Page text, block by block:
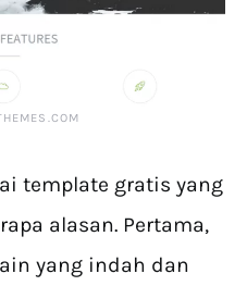
template gratis yang
alasan. Pertama,
yang indah dan